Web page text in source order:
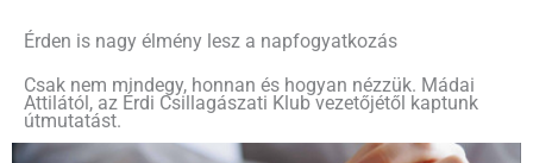
Érden is nagy élmény lesz a napfogyatkozás
Csak nem mindegy, honnan és hogyan nézzük. Mádai
Attilától, az Érdi Csillagászati Klub vezetőjétől kaptunk
útmutatást.